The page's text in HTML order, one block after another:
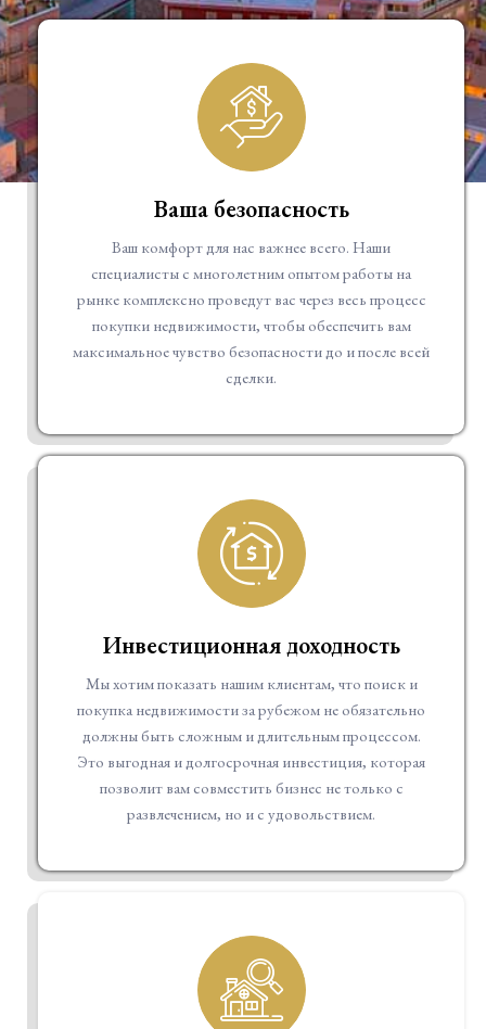
Ваша безопасность
Ваш комфорт для нас важнее всего. Наши
специалисты с многолетним опытом работы на
рынке комплексно проведут вас через весь процесс
покупки недвижимости, чтобы обеспечить вам
максимальное чувство безопасности до и после всей
сделки.
Инвестиционная доходность
Мы хотим показать нашим клиентам, что поиск и
покупка недвижимости за рубежом не обязательно
должны быть сложным и длительным процессом.
Это выгодная и долгосрочная инвестиция, которая
позволит вам совместить бизнес не только с
развлечением, но и с удовольствием.